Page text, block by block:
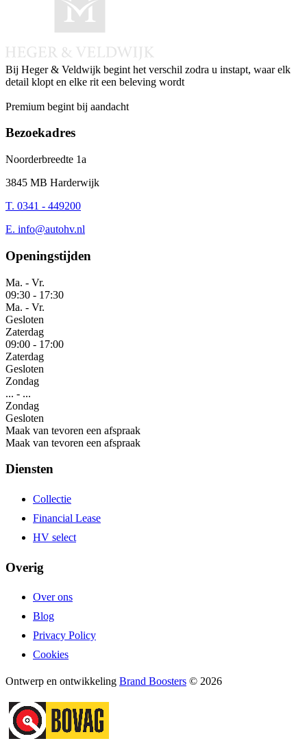
Bij Heger & Veldwijk begint het verschil zodra u instapt, waar elk
detail klopt en elke rit een beleving wordt
Premium begint bij aandacht
Bezoekadres
Noorderbreedte 1a
3845 MB Harderwijk
T. 0341 - 449200
E. info@autohv.nl
Openingstijden
Ma. - Vr.
09:30 - 17:30
Ma. - Vr.
Gesloten
Zaterdag
09:00 - 17:00
Zaterdag
Gesloten
Zondag
... - ...
Zondag
Gesloten
Maak van tevoren een afspraak
Maak van tevoren een afspraak
Diensten
Collectie
Financial Lease
HV select
Overig
Over ons
Blog
Privacy Policy
Cookies
Ontwerp en ontwikkeling Brand Boosters © 2026